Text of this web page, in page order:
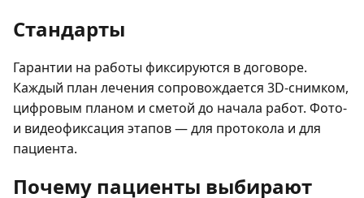
Стандарты
Гарантии на работы фиксируются в договоре.
Каждый план лечения сопровождается 3D-снимком,
цифровым планом и сметой до начала работ. Фото-
и видеофиксация этапов — для протокола и для
пациента.
Почему пациенты выбирают